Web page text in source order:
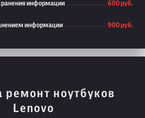
информации 600 руб.
информации 900 руб.
ремонт ноутбуков
Lenovo